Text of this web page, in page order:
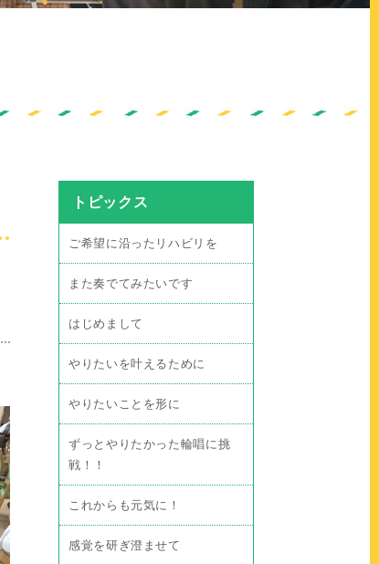
トピックス
ご希望に沿ったリハビリを
また奏でてみたいです
はじめまして
やりたいを叶えるために
やりたいことを形に
ずっとやりたかった輪唱に挑
戦！！
これからも元気に！
感覚を研ぎ澄ませて